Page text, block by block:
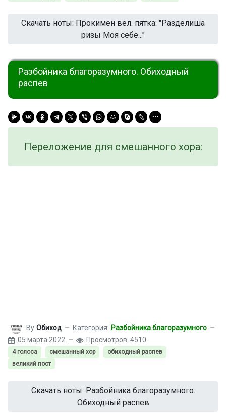
Скачать ноты: Прокимен вел. пятка: "Разделиша
ризы Моя себе..."
Разбойника благоразумного. Обиходный
распев
Переложение для смешанного хора:
By Обиход Категория: Разбойника благоразумного
05 марта 2022
Просмотров: 4510
4 голоса смешанный хор
обиходный распев
великий пост
Скачать ноты: Разбойника благоразумного.
Обиходный распев